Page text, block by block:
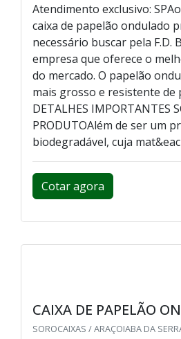
Atendimento exclusivo:
caixa de papelão ondulado
necessário buscar pela F.D.
empresa que oferece o
do mercado. O papelão
mais grosso e resistente de
DETALHES IMPORTANTES
PRODUTOAlém de ser um
biodegradável, cuja
Cotar agora
CAIXA DE PAPELÃO
SOROCAIXAS / ARAÇOIABA DA